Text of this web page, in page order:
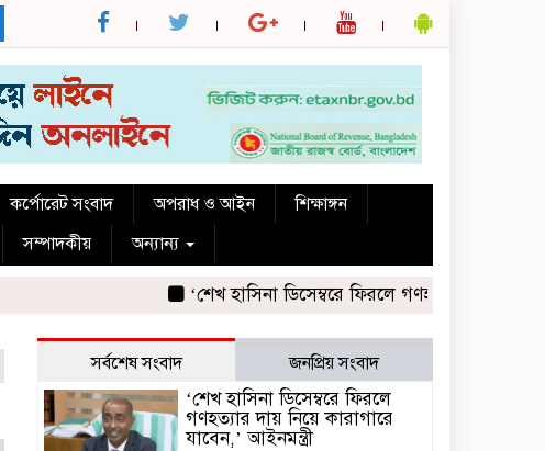
কর্পোরেট সংবাদ অপরাধ ও আইন
শিক্ষাঙ্গন
সম্পাদকীয় অন্যান্য
‘শেখ হাসিনা ডিসেম্বরে ফিরলে গণহত্যার দায় নিয়ে
সর্বশেষ সংবাদ জনপ্রিয় সংবাদ
‘শেখ হাসিনা ডিসেম্বরে ফিরলে
গণহত্যার দায় নিয়ে কারাগারে
যাবেন,’ আইনমন্ত্রী